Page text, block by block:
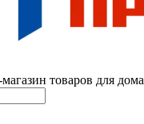
товаров для дома